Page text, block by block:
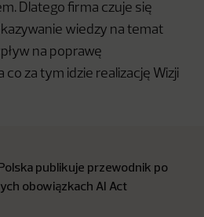
Dlatego firma czuje się
wiedzy na temat
na poprawę
co za tym idzie realizację Wizji
publikuje przewodnik po
obowiązkach AI Act